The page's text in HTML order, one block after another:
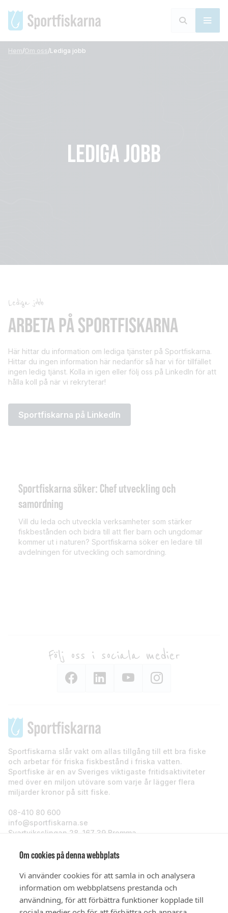
Om cookies på denna webbplats
Vi använder cookies för att samla in och analysera
information om webbplatsens prestanda och
användning, för att förbättra funktioner kopplade till
Hem/Om oss/Lediga jobb
LEDIGA JOBB
Lediga jobb
ARBETA PÅ SPORTFISKARNA
Här hittar du information om lediga tjänster på Sportfiskarna.
Hittar du ingen information här nedanför så har vi för tillfället
ingen ledig tjänst. Kolla in igen eller följ oss på LinkedIn för att
hålla koll på när vi rekryterar!
Sportfiskarna på LinkedIn
Sportfiskarna söker: Chef utveckling och
samordning
Vill du leda och utveckla verksamheter som stärker
fiskbestånden och bidra till att fler barn och ungdomar
kommer ut i naturen? Sportfiskarna söker en ledare till
avdelningen för utveckling och samordning.
Följ oss i sociala medier
Sportfiskarna slår vakt om allas tillgång till ett bra fiske
och arbetar för friska fiskbestånd i friska vatten.
Sportfiske är en av Sveriges viktigaste fritidsaktiviteter
med över en miljon utövare som varje år lägger flera
miljarder kronor på sitt fiske.
08-410 80 600
info@sportfiskarna.se
Svartviksslingan 28, 167 39 Bromma
Sportfiskarna
Om oss